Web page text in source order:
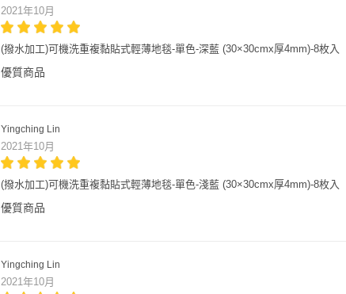
2021年10月
(撥水加工)可機洗重複黏貼式輕薄地毯-單色-深藍 (30×30cmx厚4mm)-8枚入
優質商品
Yingching Lin
2021年10月
(撥水加工)可機洗重複黏貼式輕薄地毯-單色-淺藍 (30×30cmx厚4mm)-8枚入
優質商品
Yingching Lin
2021年10月